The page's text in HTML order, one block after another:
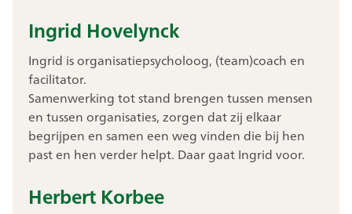
Ingrid Hovelynck
Ingrid is organisatiepsycholoog, (team)coach en
facilitator.
Samenwerking tot stand brengen tussen mensen
en tussen organisaties, zorgen dat zij elkaar
begrijpen en samen een weg vinden die bij hen
past en hen verder helpt. Daar gaat Ingrid voor.
Herbert Korbee